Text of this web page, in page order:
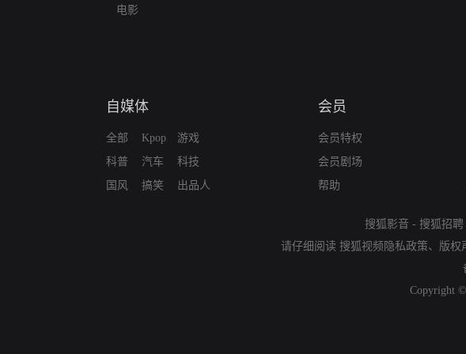
电影
自媒体
全部
科普
国风
Kpop
汽车
搞笑
游戏
科技
出品人
会员
会员特权
会员剧场
帮助
搜狐影音 - 搜狐招聘
请仔细阅读 搜狐视频隐私政策、 版权
Copyright ©